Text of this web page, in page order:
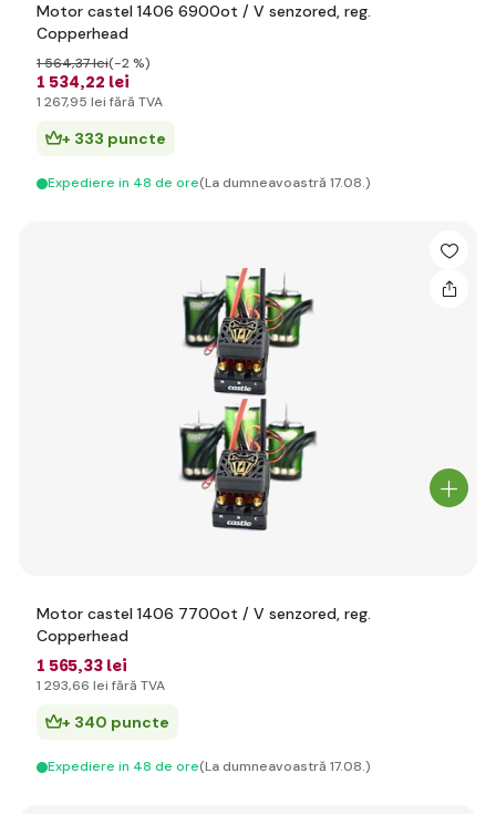
Motor castel 1406 6900ot / V senzored, reg.
Copperhead
1 534,22 lei
1 564,37 lei(-2 %)
1 267,95 lei fără TVA
+ 333 puncte
Expediere in 48 de ore(La dumneavoastră 17.08.)
Motor castel 1406 7700ot / V senzored, reg.
Copperhead
1 565,33 lei
1 293,66 lei fără TVA
+ 340 puncte
Expediere in 48 de ore(La dumneavoastră 17.08.)